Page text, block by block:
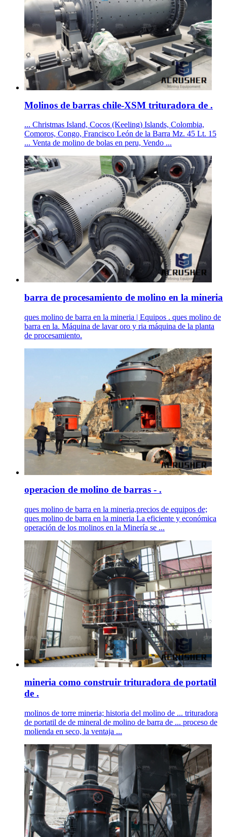
Molinos de barras chile-XSM trituradora de .
... Christmas Island, Cocos (Keeling) Islands, Colombia,
Comoros, Congo, Francisco León de la Barra Mz. 45 Lt. 15
... Venta de molino de bolas en peru, Vendo ...
barra de procesamiento de molino en la mineria
ques molino de barra en la mineria | Equipos . ques molino de
barra en la. Máquina de lavar oro y ria máquina de la planta
de procesamiento.
operacion de molino de barras - .
ques molino de barra en la mineria,precios de equipos de;
ques molino de barra en la mineria La eficiente y económica
operación de los molinos en la Minería se ...
mineria como construir trituradora de portatil
de .
molinos de torre mineria; historia del molino de ... trituradora
de portatil de de mineral de molino de barra de ... proceso de
molienda en seco, la ventaja ...